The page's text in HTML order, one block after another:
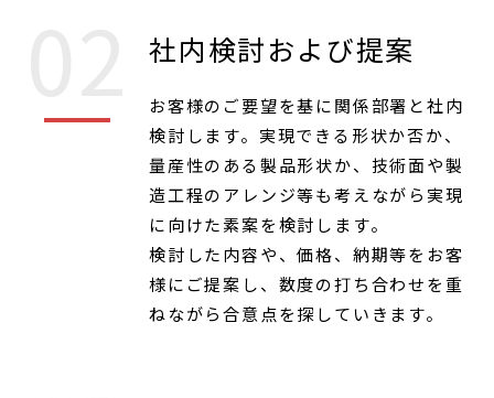
社内検討および提案
お客様のご要望を基に関係部署と社内
検討します。実現できる形状か否か、
量産性のある製品形状か、技術面や製
造工程のアレンジ等も考えながら実現
に向けた素案を検討します。
検討した内容や、価格、納期等をお客
様にご提案し、数度の打ち合わせを重
ねながら合意点を探していきます。